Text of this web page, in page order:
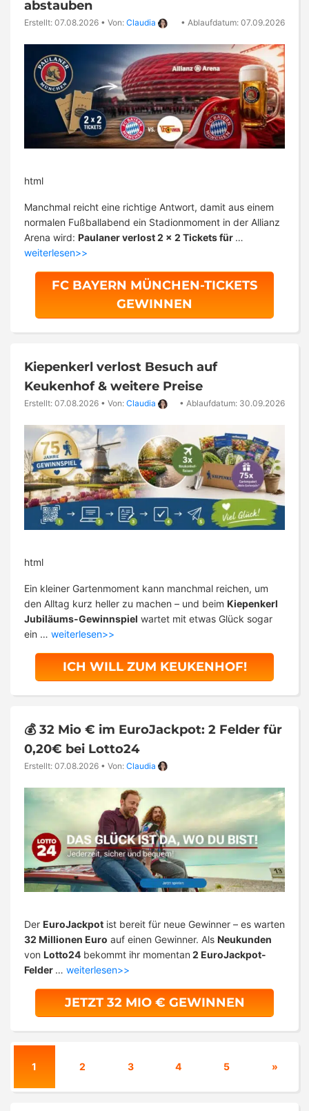
abstauben
Erstellt: 07.08.2026 • Von: Claudia • Ablaufdatum: 07.09.2026
html
Manchmal reicht eine richtige Antwort, damit aus einem
normalen Fußballabend ein Stadionmoment in der Allianz
Arena wird: Paulaner verlost 2 x 2 Tickets für …
weiterlesen>>
FC BAYERN MÜNCHEN-TICKETS
GEWINNEN
Kiepenkerl verlost Besuch auf
Keukenhof & weitere Preise
Erstellt: 07.08.2026 • Von: Claudia • Ablaufdatum: 30.09.2026
html
Ein kleiner Gartenmoment kann manchmal reichen, um
den Alltag kurz heller zu machen – und beim Kiepenkerl
Jubiläums-Gewinnspiel wartet mit etwas Glück sogar
ein … weiterlesen>>
ICH WILL ZUM KEUKENHOF!
💰 32 Mio € im EuroJackpot: 2 Felder für
0,20€ bei Lotto24
Erstellt: 07.08.2026 • Von: Claudia
Der EuroJackpot ist bereit für neue Gewinner – es warten
32 Millionen Euro auf einen Gewinner. Als Neukunden
von Lotto24 bekommt ihr momentan 2 EuroJackpot-
Felder … weiterlesen>>
JETZT 32 MIO € GEWINNEN
1 2 3 4 5 »